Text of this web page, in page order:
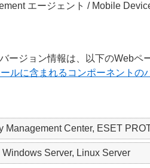
エージェント / Mobile
ージョン情報は、以下のWebペ
ルに含まれるコンポーネントの
Management Center, ESET
Windows Server, Linux Server